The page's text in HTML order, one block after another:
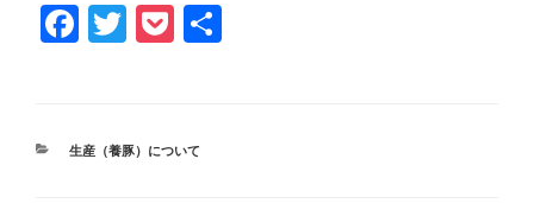
F
e
T
er
P
et
カ
生産（養豚）について